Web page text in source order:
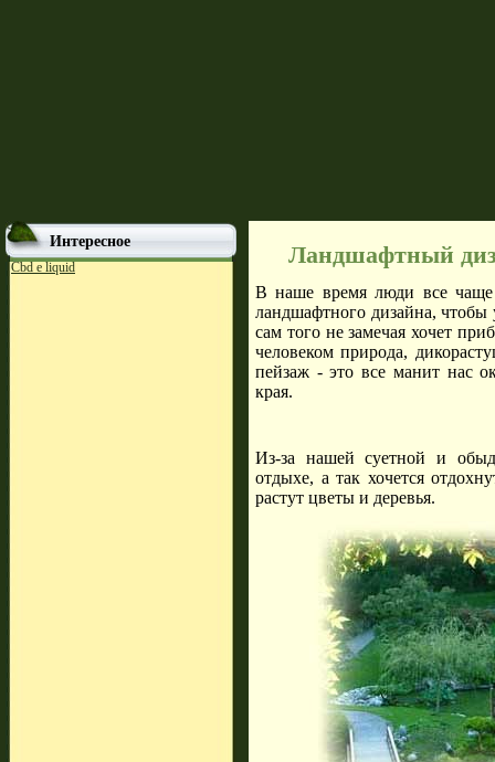
Интересное
Cbd e liquid Ландшафтный
В наше время люди все
ландшафтного дизайна, чтобы
сам того не замечая хочет
человеком природа,
пейзаж - это все манит нас
края.
Из-за нашей суетной и
отдыхе, а так хочется
растут цветы и деревья.